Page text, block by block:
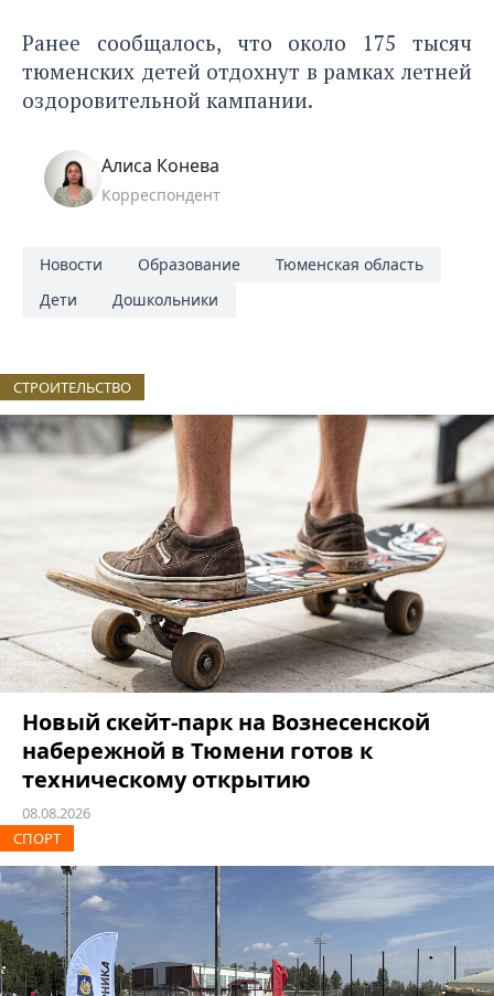
Ранее сообщалось, что около 175 тысяч
тюменских детей отдохнут в рамках летней
оздоровительной кампании.
Алиса Конева
Корреспондент
Новости Образование
Тюменская область
Дети
Дошкольники
СТРОИТЕЛЬСТВО
Новый скейт-парк на Вознесенской
набережной в Тюмени готов к
техническому открытию
08.08.2026
СПОРТ